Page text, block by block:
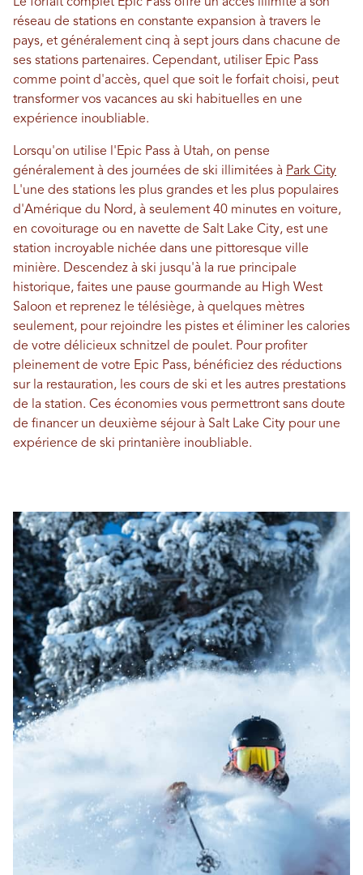
réseau de stations en constante expansion à travers le
pays, et généralement cinq à sept jours dans chacune de
ses stations partenaires. Cependant, utiliser Epic Pass
comme point d'accès, quel que soit le forfait choisi, peut
transformer vos vacances au ski habituelles en une
expérience inoubliable.
Lorsqu'on utilise l'Epic Pass à Utah, on pense
généralement à des journées de ski illimitées à Park City
L'une des stations les plus grandes et les plus populaires
d'Amérique du Nord, à seulement 40 minutes en voiture,
en covoiturage ou en navette de Salt Lake City, est une
station incroyable nichée dans une pittoresque ville
minière. Descendez à ski jusqu'à la rue principale
historique, faites une pause gourmande au High West
Saloon et reprenez le télésiège, à quelques mètres
seulement, pour rejoindre les pistes et éliminer les calories
de votre délicieux schnitzel de poulet. Pour profiter
pleinement de votre Epic Pass, bénéficiez des réductions
sur la restauration, les cours de ski et les autres prestations
de la station. Ces économies vous permettront sans doute
de financer un deuxième séjour à Salt Lake City pour une
expérience de ski printanière inoubliable.